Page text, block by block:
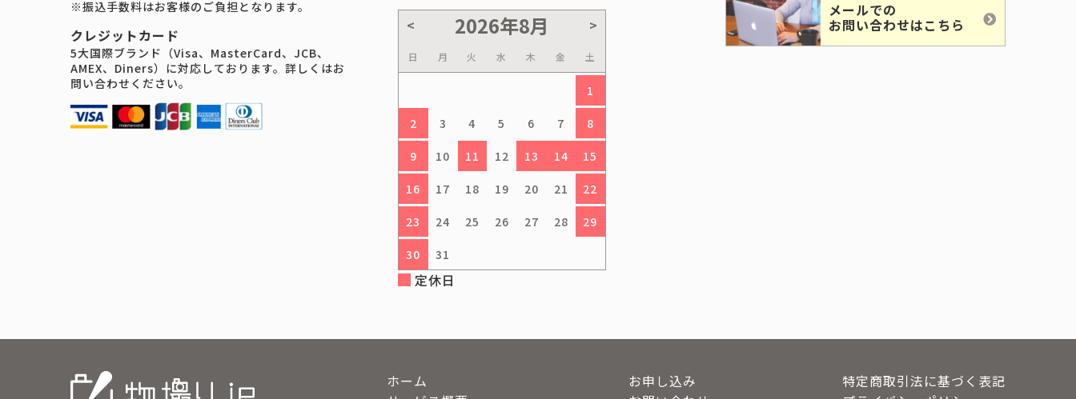
※振込手数料はお客様のご負担となります。
クレジットカード
5大国際ブランド（Visa、MasterCard、JCB、
AMEX、Diners）に対応しております。詳しくはお
問い合わせください。
日 月 火 水 木 金 土
1
2 3 4 5 6 7 8
9 10 11 12 13 14 15
16 17 18 19 20 21 22
23 24 25 26 27 28 29
30 31
定休日
メールでの
お問い合わせはこちら
ホーム
お申し込み
特定商取引法に基づく表記